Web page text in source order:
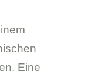
Eine